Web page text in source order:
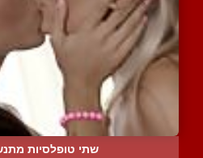
שתי טופלסיות